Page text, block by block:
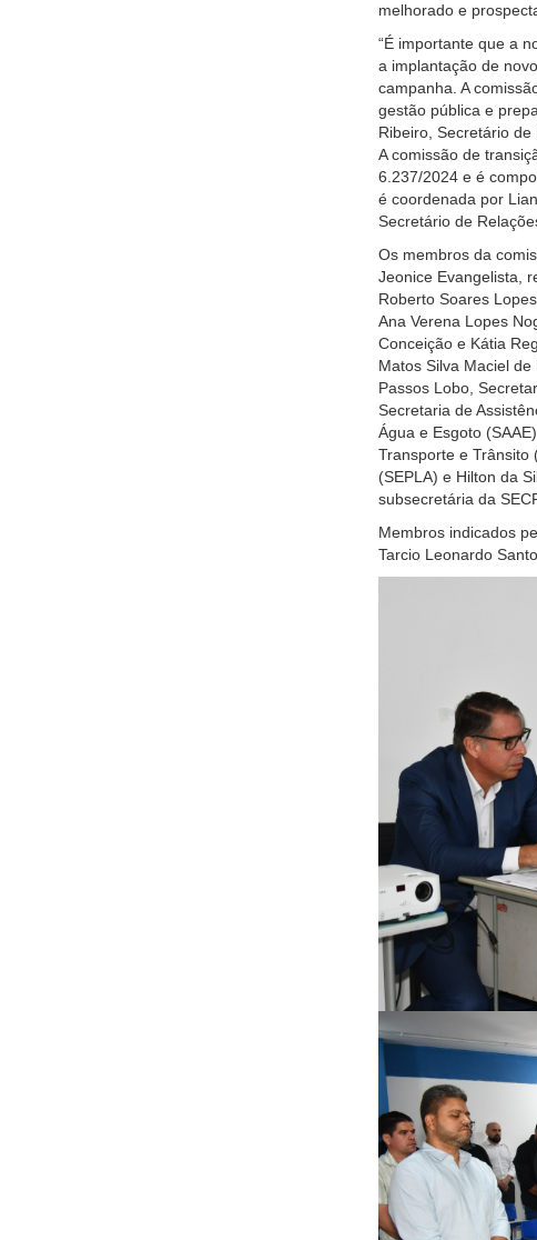
melhorado e
“É importante que a
a implantação de
campanha. A
gestão pública e
Ribeiro, Secretário
A comissão de
6.237/2024 e é
é coordenada por
Secretário de
Os membros da
Jeonice Evangelista,
Roberto Soares
Ana Verena Lopes
Conceição e Kátia
Matos Silva Maciel
Passos Lobo,
Secretaria de
Água e Esgoto
Transporte e Trânsito
(SEPLA) e Hilton da
subsecretária da
Membros indicados
Tarcio Leonardo